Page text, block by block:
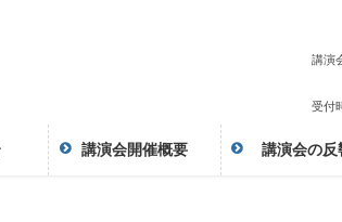
講演
受付
講演会開催概要 講演会の反